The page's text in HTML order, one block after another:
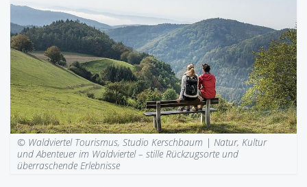
© Waldviertel Tourismus, Studio Kerschbaum |Natur, Kultur
und Abenteuer im Waldviertel – stille Rückzugsorte und
überraschende Erlebnisse